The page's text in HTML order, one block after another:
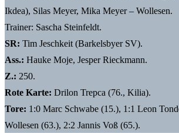
Ikdea), Silas Meyer, Mika Meyer – Wollesen.
Trainer: Sascha Steinfeldt.
SR: Tim Jeschkeit (Barkelsbyer SV).
Ass.: Hauke Moje, Jesper Rieckmann.
Z.: 250.
Rote Karte: Drilon Trepca (76., Kilia).
Tore: 1:0 Marc Schwabe (15.), 1:1 Leon
Wollesen (63.), 2:2 Jannis Voß (65.).